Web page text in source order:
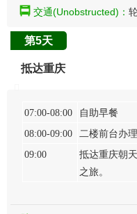
交通(Unobstructed)：
第5天
抵达重庆
07:00-08:00
自助早餐
08:00-09:00
二楼前台办
09:00
抵达重庆朝
之旅。